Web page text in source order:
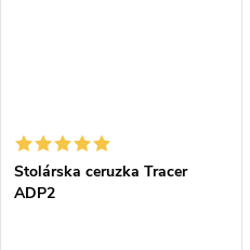
Stolárska ceruzka Tracer
ADP2